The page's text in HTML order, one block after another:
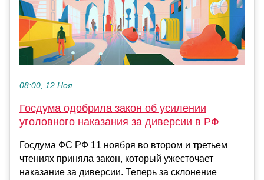
08:00, 12 Ноя
Госдума одобрила закон об усилении
уголовного наказания за диверсии в РФ
Госдума ФС РФ 11 ноября во втором и третьем
чтениях приняла закон, который ужесточает
наказание за диверсии. Теперь за склонение